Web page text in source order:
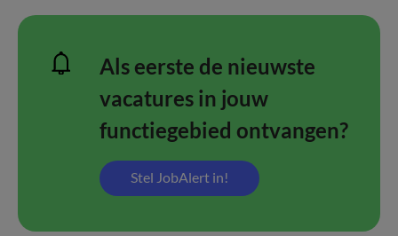
Als eerste de nieuwste
vacatures in jouw
functiegebied ontvangen?
Stel JobAlert in!